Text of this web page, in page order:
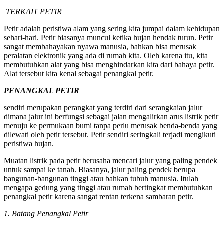
TERKAIT PETIR
Petir adalah peristiwa alam yang sering kita jumpai dalam kehidupan
sehari-hari. Petir biasanya muncul ketika hujan hendak turun. Petir
sangat membahayakan nyawa manusia, bahkan bisa merusak
peralatan elektronik yang ada di rumah kita. Oleh karena itu, kita
membutuhkan alat yang bisa menghindarkan kita dari bahaya petir.
Alat tersebut kita kenal sebagai penangkal petir.
PENANGKAL PETIR
sendiri merupakan perangkat yang terdiri dari serangkaian jalur
dimana jalur ini berfungsi sebagai jalan mengalirkan arus listrik petir
menuju ke permukaan bumi tanpa perlu merusak benda-benda yang
dilewati oleh petir tersebut. Petir sendiri seringkali terjadi mengikuti
peristiwa hujan.
Muatan listrik pada petir berusaha mencari jalur yang paling pendek
untuk sampai ke tanah. Biasanya, jalur paling pendek berupa
bangunan-bangunan tinggi atau bahkan tubuh manusia. Itulah
mengapa gedung yang tinggi atau rumah bertingkat membutuhkan
penangkal petir karena sangat rentan terkena sambaran petir.
1. Batang Penangkal Petir